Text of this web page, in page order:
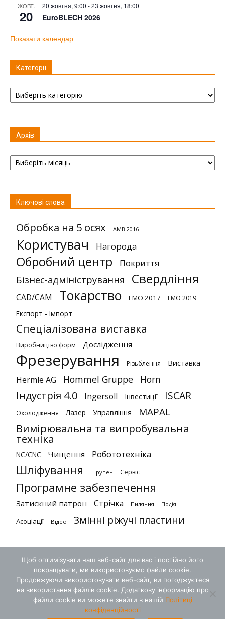
ЖОВТ.
20
20 жовтня, 9:00 -23 жовтня, 18:00
EuroBLECH 2026
Показати календар
Категорії
Категорії
Архів
Архів
Ключові слова
Обробка на 5 осях AMB 2016
Користувач Нагорода
Обробний центр Покриття
Бізнес-адміністрування Свердління
CAD/CAM Токарство EMO 2017 EMO 2019
Експорт - Імпорт
Спеціалізована виставка
Виробництво форм Дослідження
Фрезерування Різьблення Виставка
Hermle AG Hommel Gruppe Horn
Індустрія 4.0 Ingersoll Інвестиції ISCAR
Охолодження Лазер Управління MAPAL
Вимірювальна та випробувальна
техніка
NC/CNC Чищення Робототехніка
Шліфування Шрупен Сервіс
Програмне забезпечення
Затискний патрон Стрічка Пиляння Подія
Асоціації Відео Змінні ріжучі пластини
Конфіденційність
Щоб оптимізувати наш веб-сайт для вас і постійно його
покращувати, ми використовуємо файли cookie.
Продовжуючи використовувати веб-сайт, ви погоджуєтеся
на використання файлів cookie. Додаткову інформацію про
файли cookie ви можете знайти в нашій Політиці
конфіденційності